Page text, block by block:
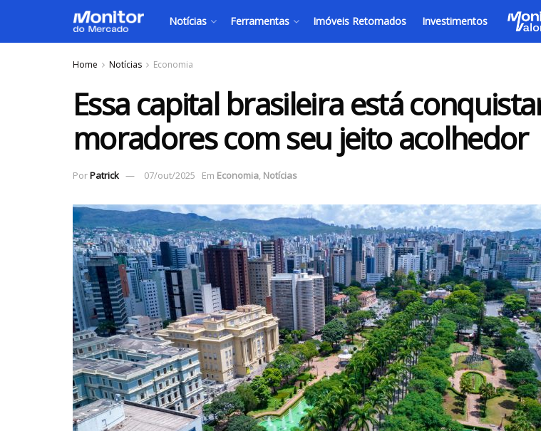
Notícias Ferramentas Imóveis Retomados Investimentos
Home Notícias Economia
Essa capital brasileira está
moradores com seu jeito acolhedor
PorPatrick 07/out/2025 Em Economia, Notícias